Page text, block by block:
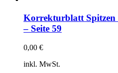
Korrekturblatt Spitzen
– Seite 59
0,00 €
inkl. MwSt.